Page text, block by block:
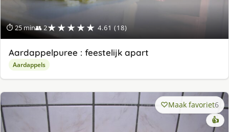
⏱ 25 min👥 2★★★★★ 4.61 (18)
Aardappelpuree : feestelijk apart
Aardappels
Maak favoriet6
👍